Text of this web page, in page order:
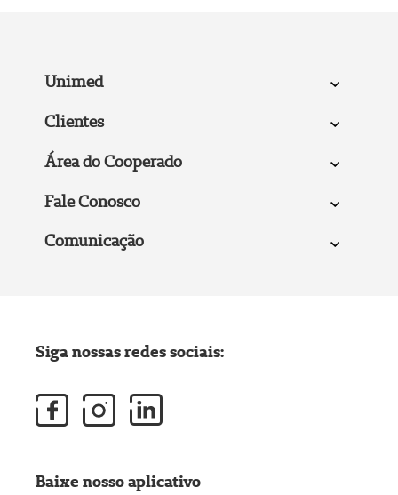
Unimed
Clientes
Área do Cooperado
Fale Conosco
Comunicação
Siga nossas redes sociais:
Baixe nosso aplicativo